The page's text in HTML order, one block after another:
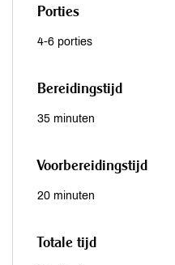
Porties
4-6 porties
Bereidingstijd
35 minuten
Voorbereidingstijd
20 minuten
Totale tijd